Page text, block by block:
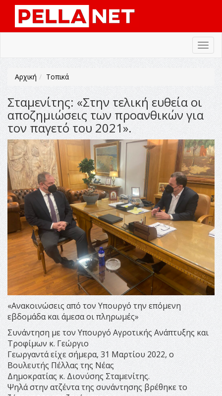
Αρχική Τοπικά
Σταμενίτης: «Στην τελική ευθεία οι
αποζημιώσεις των προανθικών για
τον παγετό του 2021».
«Ανακοινώσεις από τον Υπουργό την επόμενη
εβδομάδα και άμεσα οι πληρωμές»
Συνάντηση με τον Υπουργό Αγροτικής Ανάπτυξης και
Τροφίμων κ. Γεώργιο
Γεωργαντά είχε σήμερα, 31 Μαρτίου 2022, ο
Βουλευτής Πέλλας της Νέας
Δημοκρατίας κ. Διονύσης Σταμενίτης.
Ψηλά στην ατζέντα της συνάντησης βρέθηκε το